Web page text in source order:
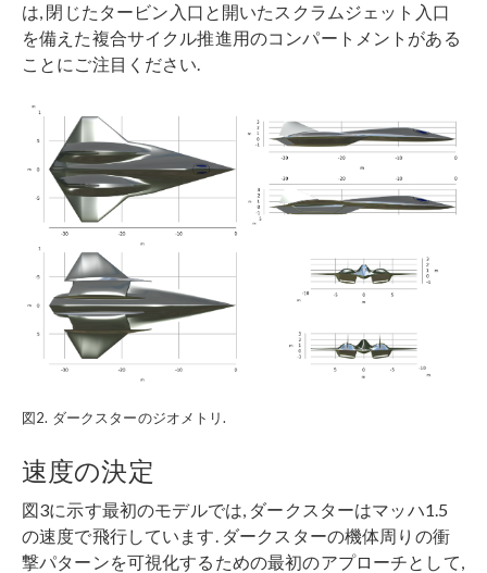
は, 閉じたタービン入口と開いたスクラムジェット入口
を備えた複合サイクル推進用のコンパートメントがある
ことにご注目ください.
図2. ダークスターのジオメトリ.
速度の決定
図3に示す最初のモデルでは, ダークスターはマッハ1.5
の速度で飛行しています. ダークスターの機体周りの衝
撃パターンを可視化するための最初のアプローチとして,